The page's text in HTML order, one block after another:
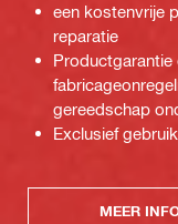
een kostenvrije
reparatie
Productgarantie
gereedschap
Exclusief
MEER